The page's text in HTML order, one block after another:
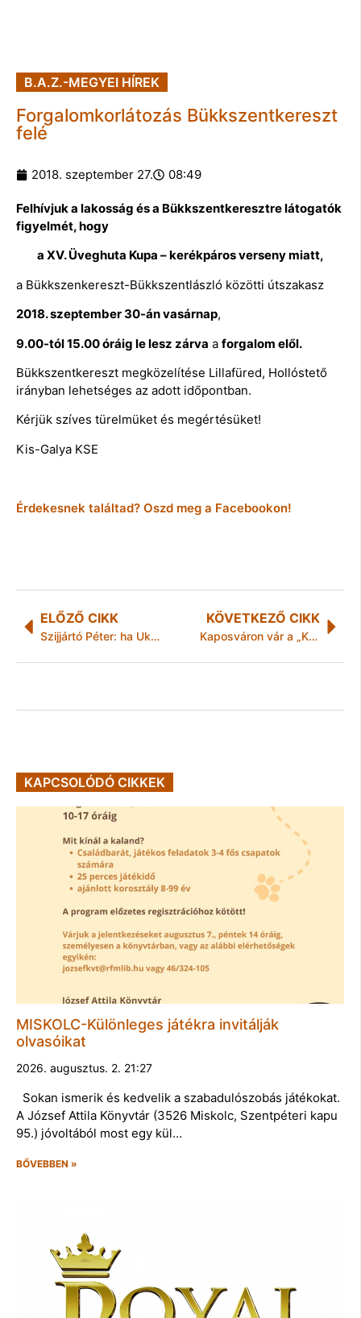
B.A.Z.-MEGYEI HÍREK
Forgalomkorlátozás Bükkszentkereszt
felé
2018. szeptember 27. 08:49
Felhívjuk a lakosság és a Bükkszentkeresztre látogatók
figyelmét, hogy
a XV. Üveghuta Kupa – kerékpáros verseny miatt,
a Bükkszenkereszt-Bükkszentlászló közötti útszakasz
2018. szeptember 30-án vasárnap,
9.00-tól 15.00 óráig le lesz zárva a forgalom elől.
Bükkszentkereszt megközelítése Lillafüred, Hollóstető
irányban lehetséges az adott időpontban.
Kérjük szíves türelmüket és megértésüket!
Kis-Galya KSE
Érdekesnek találtad? Oszd meg a Facebookon!
ELŐZŐ CIKK
Szijjártó Péter: ha Ukrajna kiutasítja a beregszászi konzult, Magyarország is konzult utasít ki
KÖVETKEZŐ CIKK
Kaposváron vár a „Kapj rá!”
KAPCSOLÓDÓ CIKKEK
MISKOLC-Különleges játékra invitálják
olvasóikat
2026. augusztus. 2. 21:27
Sokan ismerik és kedvelik a szabadulószobás játékokat.
A József Attila Könyvtár (3526 Miskolc, Szentpéteri kapu
95.) jóvoltából most egy kül…
BŐVEBBEN »